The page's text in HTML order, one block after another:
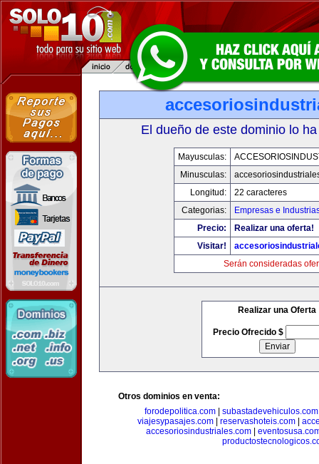
El dueño de este dominio lo
Mayusculas:
Minusculas:
Longitud:
22 caracteres
Categorias:
Empresas e
Precio:
Realizar una oferta!
Visitar!
Serán consideradas
Realizar una Oferta
Precio Ofrecido $
Otros dominios en venta:
forodepolitica.com| subastadevehiculos.com
viajesypasajes.com
reservashoteis.com
accesoriosindustriales.com